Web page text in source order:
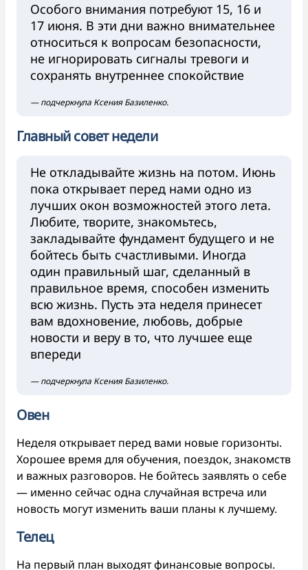
Особого внимания потребуют 15, 16 и
17 июня. В эти дни важно внимательнее
относиться к вопросам безопасности,
не игнорировать сигналы тревоги и
сохранять внутреннее спокойствие
— подчеркнула Ксения Базиленко.
Главный совет недели
Не откладывайте жизнь на потом. Июнь
пока открывает перед нами одно из
лучших окон возможностей этого лета.
Любите, творите, знакомьтесь,
закладывайте фундамент будущего и не
бойтесь быть счастливыми. Иногда
один правильный шаг, сделанный в
правильное время, способен изменить
всю жизнь. Пусть эта неделя принесет
вам вдохновение, любовь, добрые
новости и веру в то, что лучшее еще
впереди
— подчеркнула Ксения Базиленко.
Овен
Неделя открывает перед вами новые горизонты.
Хорошее время для обучения, поездок, знакомств
и важных разговоров. Не бойтесь заявлять о себе
— именно сейчас одна случайная встреча или
новость могут изменить ваши планы к лучшему.
Телец
На первый план выходят финансовые вопросы.